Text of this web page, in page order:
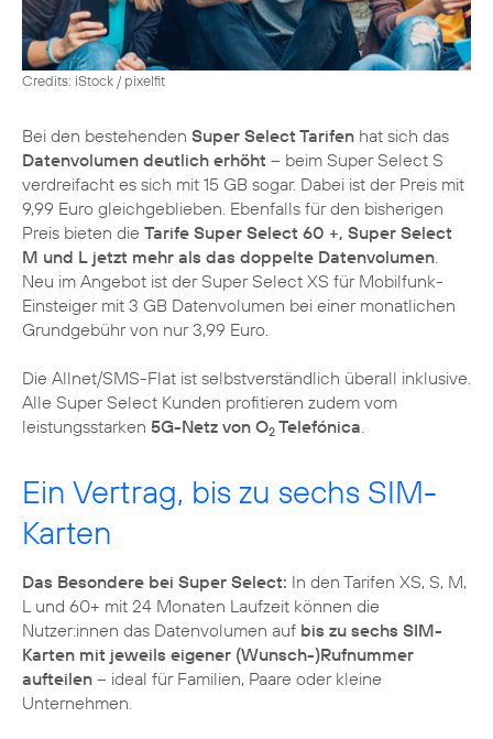
Credits: iStock / pixelfit
Bei den bestehenden Super Select Tarifen hat sich das
Datenvolumen deutlich erhöht – beim Super Select S
verdreifacht es sich mit 15 GB sogar. Dabei ist der Preis mit
9,99 Euro gleichgeblieben. Ebenfalls für den bisherigen
Preis bieten die Tarife Super Select 60 +, Super Select
M und L jetzt mehr als das doppelte Datenvolumen.
Neu im Angebot ist der Super Select XS für Mobilfunk-
Einsteiger mit 3 GB Datenvolumen bei einer monatlichen
Grundgebühr von nur 3,99 Euro.
Die Allnet/SMS-Flat ist selbstverständlich überall inklusive.
Alle Super Select Kunden profitieren zudem vom
leistungsstarken 5G-Netz von O2 Telefónica.
Ein Vertrag, bis zu sechs SIM-
Karten
Das Besondere bei Super Select: In den Tarifen XS, S, M,
L und 60+ mit 24 Monaten Laufzeit können die
Nutzer:innen das Datenvolumen auf bis zu sechs SIM-
Karten mit jeweils eigener (Wunsch-)Rufnummer
aufteilen – ideal für Familien, Paare oder kleine
Unternehmen.